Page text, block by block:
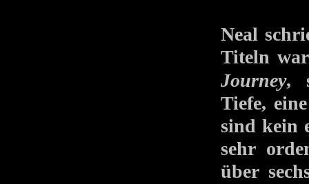
Neal
Titeln
Journey,
Tiefe,
sind kein
sehr
über